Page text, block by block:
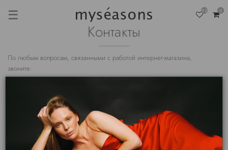
☰ 92 0
Контакты
По любым вопросам, связанными с работой интернет-магазина,
звоните:
8 (812) 906 20 96(для звонков в Санкт-Петербурге)
8 925 150 65 06(для звонков в Москве)
c 12:00 до 21:00 MSK